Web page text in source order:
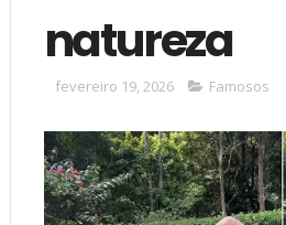
natureza
fevereiro 19, 2026 Famosos